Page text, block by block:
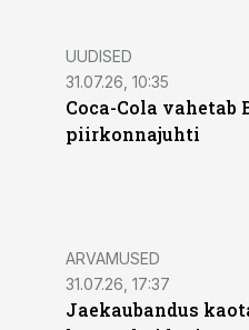
UUDISED
31.07.26, 10:35
Coca-Cola vahetab
piirkonnajuhti
ARVAMUSED
31.07.26, 17:37
Jaekaubandus